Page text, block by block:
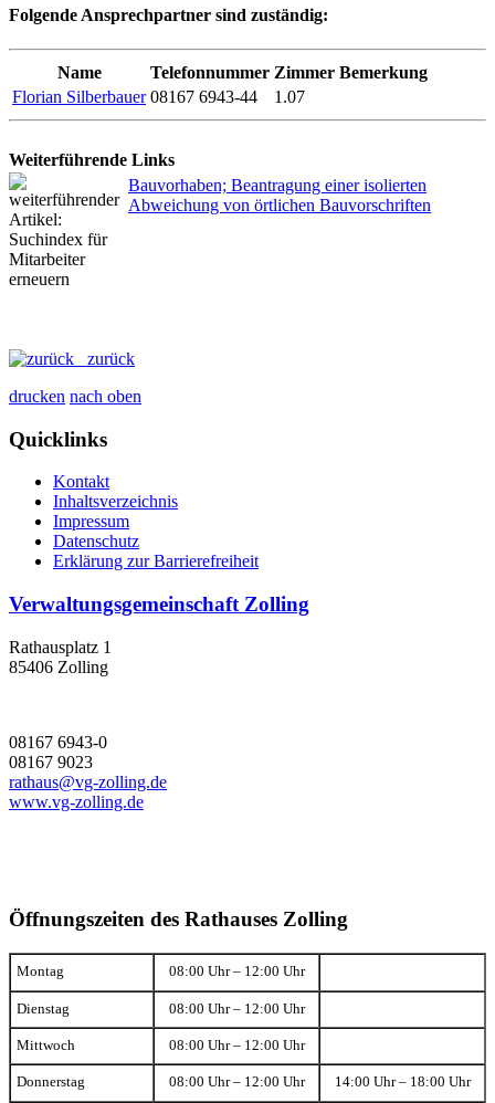
Folgende Ansprechpartner sind zuständig:
Name Telefonnummer Zimmer Bemerkung
Florian Silberbauer 08167 6943-44 1.07
Weiterführende Links
Bauvorhaben; Beantragung einer isolierten
Abweichung von örtlichen Bauvorschriften
zurück
drucken nach oben
Quicklinks
Kontakt
Inhaltsverzeichnis
Impressum
Datenschutz
Erklärung zur Barrierefreiheit
Verwaltungsgemeinschaft Zolling
Rathausplatz 1
85406 Zolling
08167 6943-0
08167 9023
rathaus@vg-zolling.de
www.vg-zolling.de
Öffnungszeiten des Rathauses Zolling
Montag 08:00 Uhr – 12:00 Uhr
Dienstag 08:00 Uhr – 12:00 Uhr
Mittwoch 08:00 Uhr – 12:00 Uhr
Donnerstag 08:00 Uhr – 12:00 Uhr 14:00 Uhr – 18:00 Uhr